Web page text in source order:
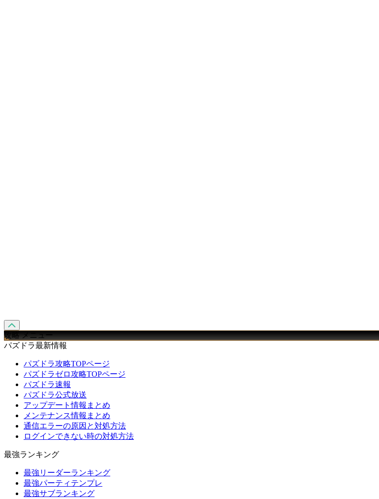
攻略 メニュー
パズドラ最新情報
パズドラ攻略TOPページ
パズドラゼロ攻略TOPページ
パズドラ速報
パズドラ公式放送
アップデート情報まとめ
メンテナンス情報まとめ
通信エラーの原因と対処方法
ログインできない時の対処方法
最強ランキング
最強リーダーランキング
最強パーティテンプレ
最強サブランキング